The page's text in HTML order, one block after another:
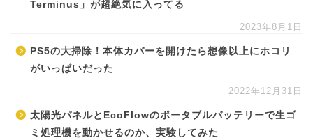
Terminus」が超絶気に入ってる
2023年8月1日
PS5の大掃除！本体カバーを開けたら想像以上にホコリ
がいっぱいだった
2022年12月31日
太陽光パネルとEcoFlowのポータブルバッテリーで生ゴ
ミ処理機を動かせるのか、実験してみた